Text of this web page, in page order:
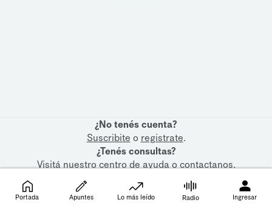
¿No tenés cuenta?
Suscribite o registrate.
¿Tenés consultas?
Visitá nuestrocentro de ayudaocontactanos.
Portada Apuntes Lo más leído Radio Ingresar